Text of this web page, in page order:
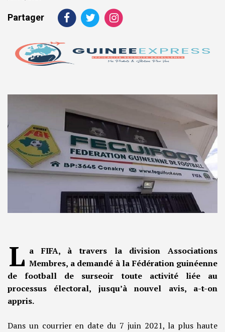
Partager
L a FIFA, à travers la division Associations
Membres, a demandé à la Fédération guinéenne
de football de surseoir toute activité liée au
processus électoral, jusqu’à nouvel avis, a-t-on
appris.
Dans un courrier en date du 7 juin 2021, la plus haute